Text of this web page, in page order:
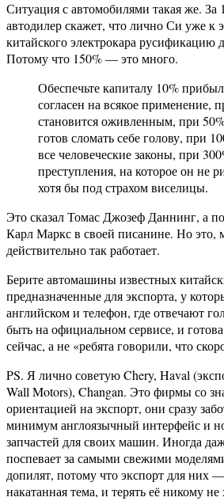
Ситуация с автомобилями такая же. За
автодилер скажет, что лично Си уже к
китайского электрокара русификацию
Потому что 150% — это много.
Обеспечьте капиталу 10%
согласен на всякое применение,
становится оживленным, при
готов сломать себе голову, при
все человеческие законы, при
преступления, на которое он не
хотя бы под страхом виселицы.
Это сказал Томас Джозеф Даннинг, а
Карл Маркс в своей писанине. Но это,
действительно так работает.
Берите автомашины известных
предназначенные для экспорта, у
английском и телефон, где отвечают
быть на официальном сервисе, и
сейчас, а не «ребята говорили, что
PS. Я лично советую Chery, Haval
Wall Motors), Changan. Это фирмы со
ориентацией на экспорт, они сразу
минимум англоязычный интерфейс и
запчастей для своих машин. Иногда
поспевает за самыми свежими
допилят, потому что экспорт для них
накатанная тема, и терять её никому не